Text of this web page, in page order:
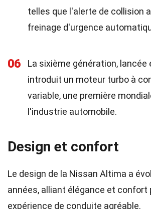
telles que l'alerte de collision
freinage d'urgence
06
La sixième génération, lancée
introduit un moteur turbo à
variable, une première
l'industrie automobile.
Design et confort
Le design de la Nissan Altima a
années, alliant élégance et confort
expérience de conduite agréable.